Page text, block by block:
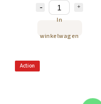
In
winkelwagen
Action